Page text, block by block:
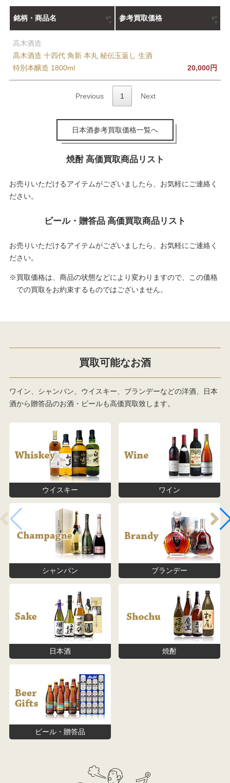
銘柄・商品名 参考買取価格
高木酒造
高木酒造 十四代 角新 本丸 秘伝玉返し 生酒
特別本醸造 1800ml
20,000円
Previous 1 Next
日本酒参考買取価格一覧へ
焼酎 高価買取商品リスト
お売りいただけるアイテムがございましたら、お気軽にご連絡く
ださい。
ビール・贈答品 高価買取商品リスト
お売りいただけるアイテムがございましたら、お気軽にご連絡く
ださい。
※買取価格は、商品の状態などにより変わりますので、この価格
での買取をお約束するものではございません。
買取可能なお酒
ワイン、シャンパン、ウイスキー、ブランデーなどの洋酒、日本
酒から贈答品のお酒・ビールも高価買取致します。
ウイスキー ワイン
シャンパン ブランデー
日本酒 焼酎
ビール・贈答品